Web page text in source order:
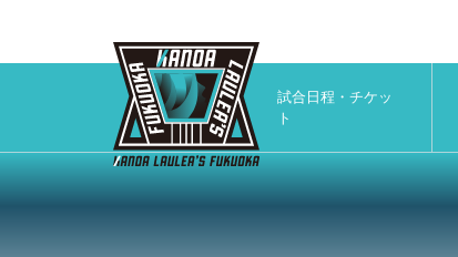
試合日程・チケッ
ト